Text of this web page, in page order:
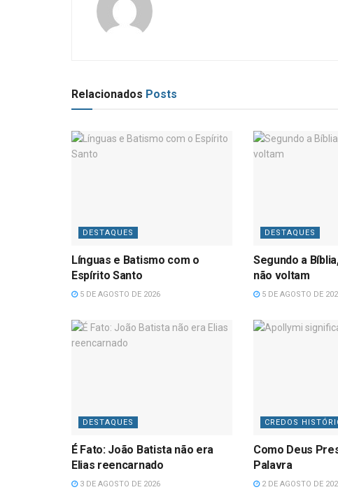
Relacionados Posts
DESTAQUES
Línguas e Batismo com o
Espírito Santo
5 DE AGOSTO DE 2026
DESTAQUES
Segundo a
não voltam
5 DE AGOSTO DE
DESTAQUES
É Fato: João Batista não era
Elias reencarnado
3 DE AGOSTO DE 2026
CREDOS
Como Deus
Palavra
2 DE AGOSTO DE